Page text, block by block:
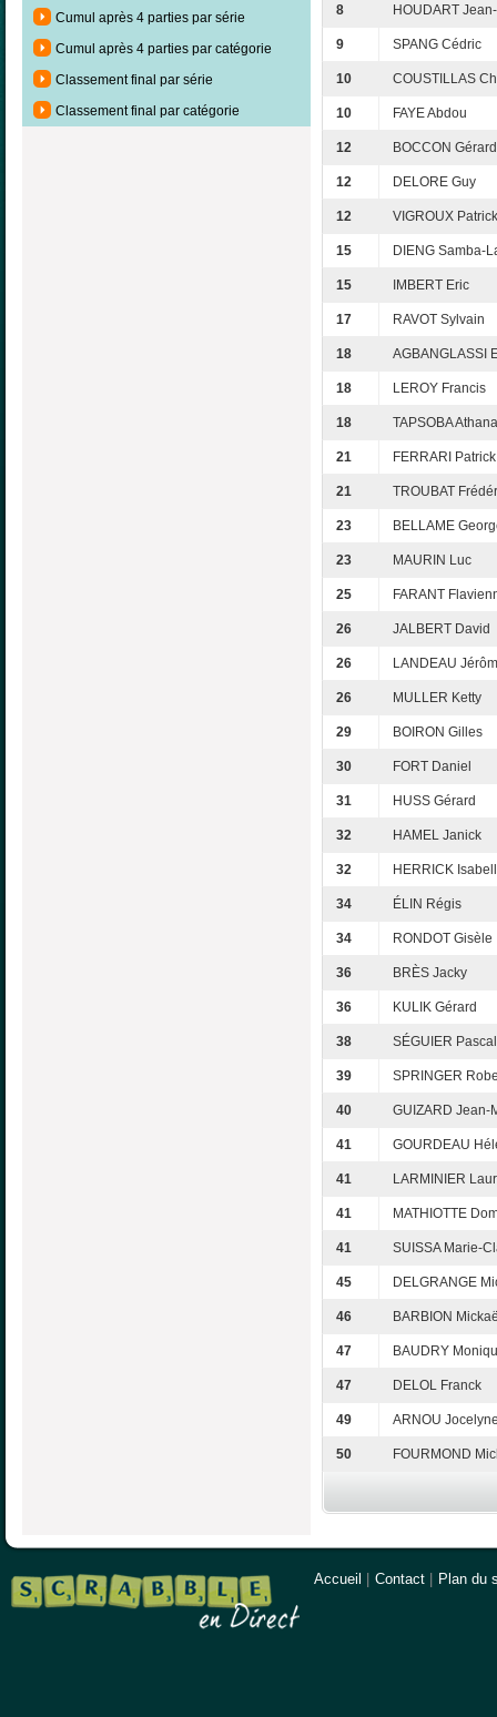
Cumul après 4 parties par série
Cumul après 4 parties par catégorie
Classement final par série
Classement final par catégorie
8 HOUDART
9 SPANG Cédric
10 COUSTILLAS
10 FAYE Abdou
12 BOCCON Gérard
12 DELORE Guy
12 VIGROUX Patrick
15 DIENG Samba-
15 IMBERT Eric
17 RAVOT Sylvain
18 AGBANGLASSI
18 LEROY Francis
18 TAPSOBA
21 FERRARI Patrick
21 TROUBAT
23 BELLAME
23 MAURIN Luc
25 FARANT
26 JALBERT David
26 LANDEAU
26 MULLER Ketty
29 BOIRON Gilles
30 FORT Daniel
31 HUSS Gérard
32 HAMEL Janick
32 HERRICK
34 ÉLIN Régis
34 RONDOT Gisèle
36 BRÈS Jacky
36 KULIK Gérard
38 SÉGUIER Pascal
39 SPRINGER
40 GUIZARD Jean-
41 GOURDEAU
41 LARMINIER
41 MATHIOTTE
41 SUISSA Marie-
45 DELGRANGE
46 BARBION
47 BAUDRY
47 DELOL Franck
49 ARNOU
50 FOURMOND
Accueil Contact Plan du